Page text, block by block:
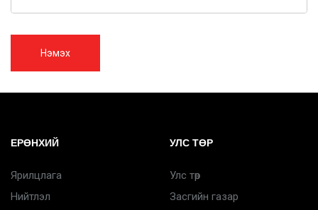
Нэмэх
ЕРӨНХИЙ
Ярилцлага
Нийтлэл
УЛС ТӨР
Улс төр
Засгийн газар